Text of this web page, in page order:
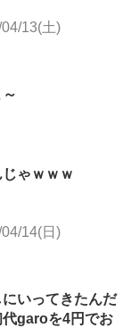
13(土)
ゃｗｗｗ
14(日)
いってきたんだ
garoを4円でお